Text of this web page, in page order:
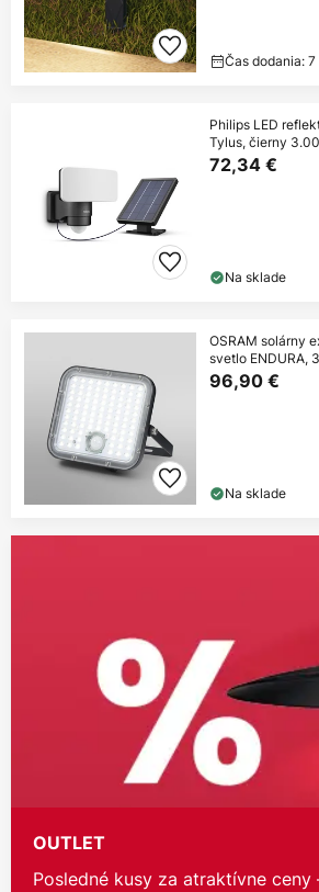
Čas dodania:
Philips LED
Tylus, čierny
72,34 €
Na sklade
OSRAM solárny
svetlo ENDURA,
IP65
96,90 €
Na sklade
OUTLET
Posledné kusy za atraktívne ceny